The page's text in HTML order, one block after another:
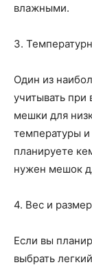
влажными.
3.
Один из
учитывать
мешки для
температуры
планируете
нужен мешок
4. Вес и
Если вы
выбрать